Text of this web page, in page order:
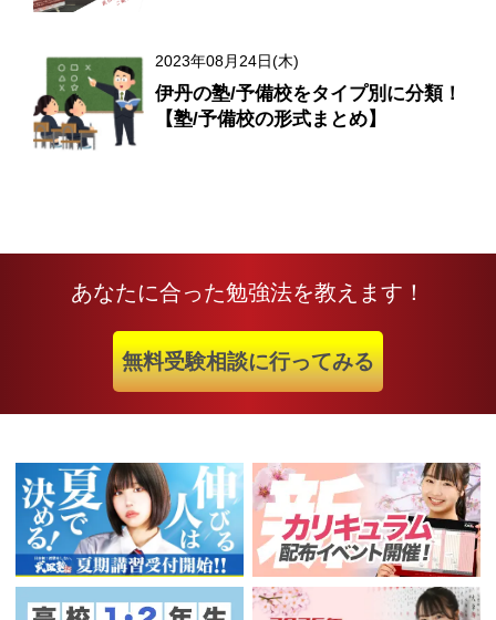
2023年08月24日(木)
伊丹の塾/予備校をタイプ別に分類！
【塾/予備校の形式まとめ】
あなたに合った勉強法を教えます！
無料受験相談に行ってみる